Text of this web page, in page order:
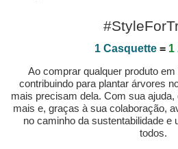
1 Casquette= 1
Ao comprar qualquer produto
contribuindo para plantar árvores
mais precisam dela. Com sua
mais e, graças à sua colaboração,
no caminho da sustentabilidade e
todos.